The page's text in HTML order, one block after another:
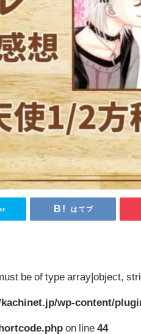
はてブ
be of type array|object,
wp-content/
on line44